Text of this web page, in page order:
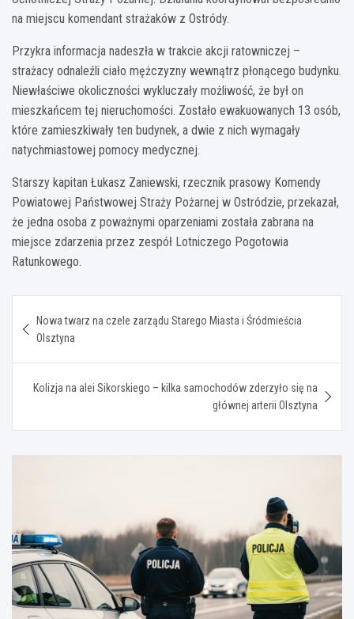
na miejscu komendant strażaków z Ostródy.
Przykra informacja nadeszła w trakcie akcji ratowniczej –
strażacy odnaleźli ciało mężczyzny wewnątrz płonącego budynku.
Niewłaściwe okoliczności wykluczały możliwość, że był on
mieszkańcem tej nieruchomości. Zostało ewakuowanych 13 osób,
które zamieszkiwały ten budynek, a dwie z nich wymagały
natychmiastowej pomocy medycznej.
Starszy kapitan Łukasz Zaniewski, rzecznik prasowy Komendy
Powiatowej Państwowej Straży Pożarnej w Ostródzie, przekazał,
że jedna osoba z poważnymi oparzeniami została zabrana na
miejsce zdarzenia przez zespół Lotniczego Pogotowia
Ratunkowego.
wpisu
Nowa twarz na czele zarządu Starego Miasta i Śródmieścia
Olsztyna
Kolizja na alei Sikorskiego – kilka samochodów zderzyło się na
głównej arterii Olsztyna